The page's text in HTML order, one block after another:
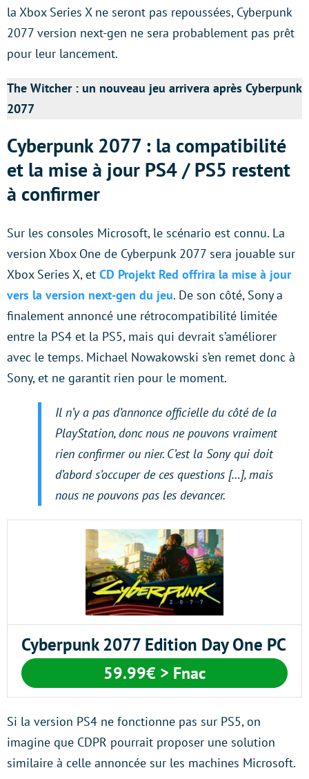
la Xbox Series X ne seront pas repoussées, Cyberpunk
2077 version next-gen ne sera probablement pas prêt
pour leur lancement.
The Witcher : un nouveau jeu arrivera après Cyberpunk
2077
Cyberpunk 2077 : la compatibilité
et la mise à jour PS4 / PS5 restent
à confirmer
Sur les consoles Microsoft, le scénario est connu. La
version Xbox One de Cyberpunk 2077 sera jouable sur
Xbox Series X, et CD Projekt Red offrira la mise à jour
vers la version next-gen du jeu. De son côté, Sony a
finalement annoncé une rétrocompatibilité limitée
entre la PS4 et la PS5, mais qui devrait s’améliorer
avec le temps. Michael Nowakowski s’en remet donc à
Sony, et ne garantit rien pour le moment.
Il n’y a pas d’annonce officielle du côté de la
PlayStation, donc nous ne pouvons vraiment
rien confirmer ou nier. C’est la Sony qui doit
d’abord s’occuper de ces questions […], mais
nous ne pouvons pas les devancer.
Cyberpunk 2077 Edition Day One PC
59.99€ > Fnac
Si la version PS4 ne fonctionne pas sur PS5, on
imagine que CDPR pourrait proposer une solution
similaire à celle annoncée sur les machines Microsoft.